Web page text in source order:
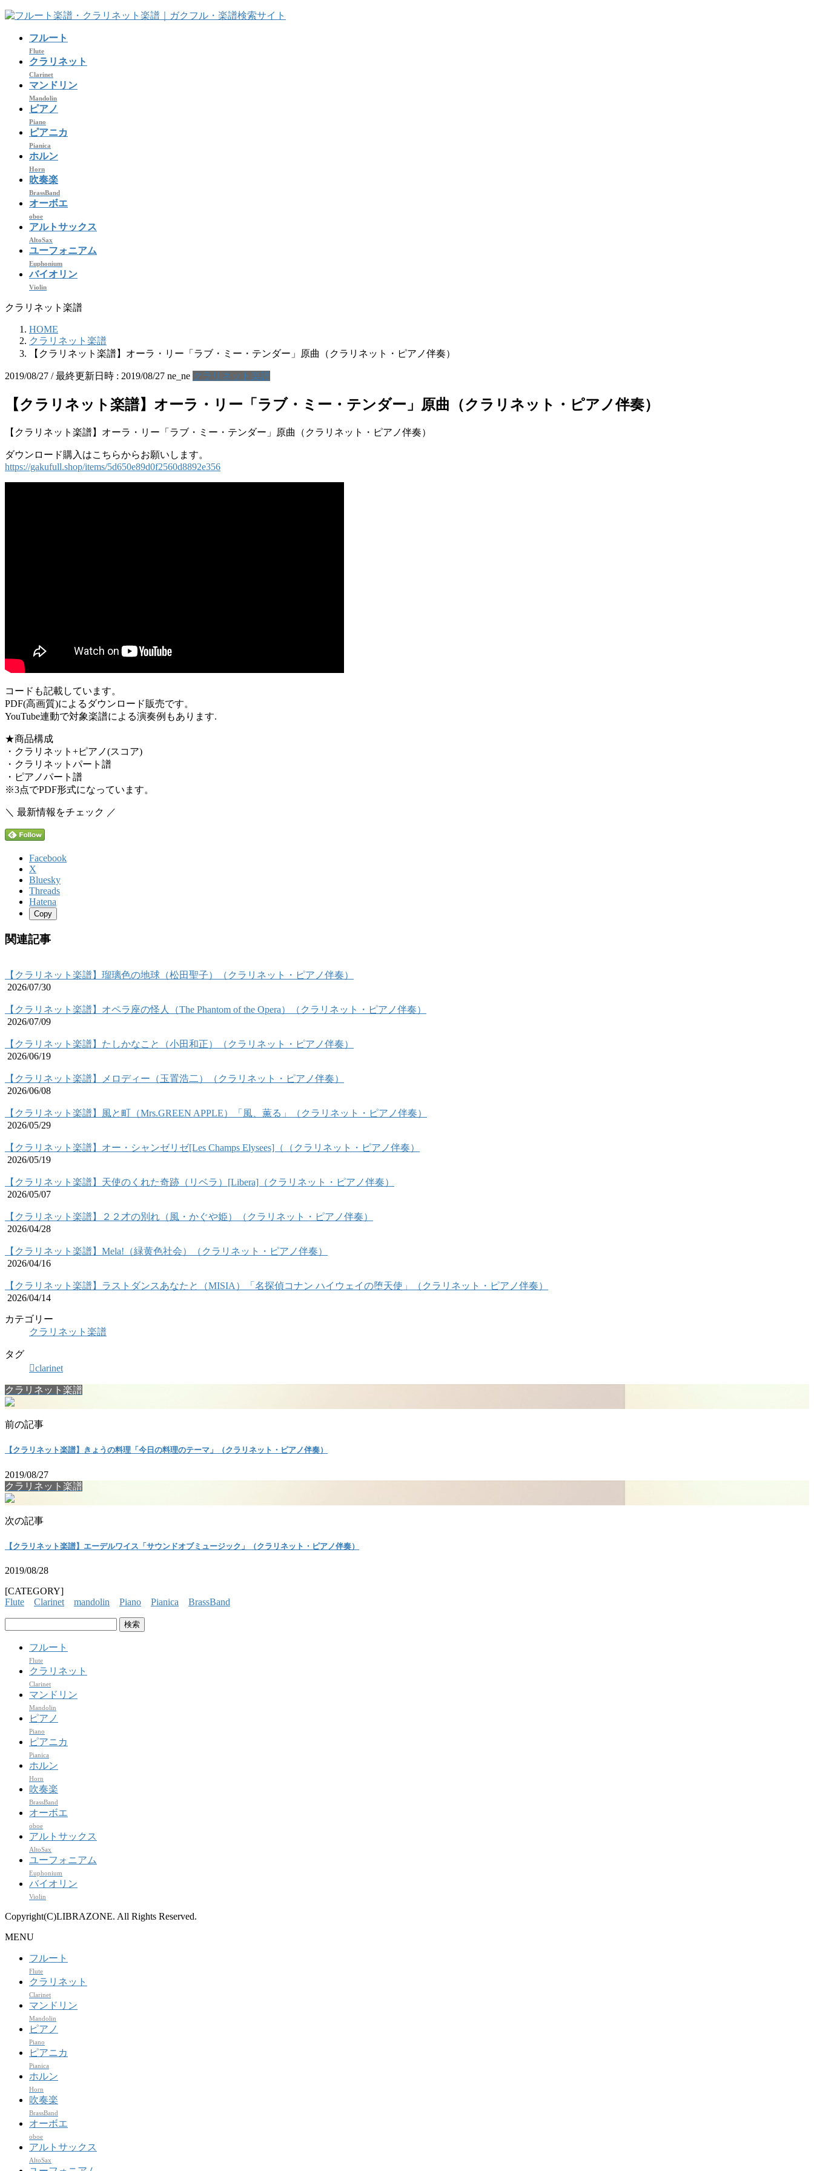
コ
ナ
フルート
Flute
クラリネット
Clarinet
マンドリン
Mandolin
ピアノ
Piano
ピアニカ
Pianica
ホルン
Horn
吹奏楽
BrassBand
オーボエ
oboe
アルトサックス
AltoSax
ユーフォニアム
Euphonium
バイオリン
Violin
クラリネット楽譜
HOME
クラリネット楽譜
【クラリネット楽譜】オーラ・リー「ラブ・ミー・テンダー」原曲（クラリネット・ピアノ伴奏）
2019/08/27 / 最終更新日時 : 2019/08/27 ne_ne クラリネット楽譜
【クラリネット楽譜】オーラ・リー「ラブ・ミー・テンダー」原曲（クラリネット・ピアノ伴奏）
【クラリネット楽譜】オーラ・リー「ラブ・ミー・テンダー」原曲（クラリネット・ピアノ伴奏）
ダウンロード購入はこちらからお願いします。
https://gakufull.shop/items/5d650e89d0f2560d8892e356
コードも記載しています。
PDF(高画質)によるダウンロード販売です。
YouTube連動で対象楽譜による演奏例もあります.
★商品構成
・クラリネット+ピアノ(スコア)
・クラリネットパート譜
・ピアノパート譜
※3点でPDF形式になっています。
＼ 最新情報をチェック ／
Facebook
X
Bluesky
Threads
Hatena
Copy
関連記事
【クラリネット楽譜】瑠璃色の地球（松田聖子）（クラリネット・ピアノ伴奏）
2026/07/30
【クラリネット楽譜】オペラ座の怪人（The Phantom of the Opera）（クラリネット・ピアノ伴奏）
2026/07/09
【クラリネット楽譜】たしかなこと（小田和正）（クラリネット・ピアノ伴奏）
2026/06/19
【クラリネット楽譜】メロディー（玉置浩二）（クラリネット・ピアノ伴奏）
2026/06/08
【クラリネット楽譜】風と町（Mrs.GREEN APPLE）「風、薫る」（クラリネット・ピアノ伴奏）
2026/05/29
【クラリネット楽譜】オー・シャンゼリゼ[Les Champs Elysees]（（クラリネット・ピアノ伴奏）
2026/05/19
【クラリネット楽譜】天使のくれた奇跡（リベラ）[Libera]（クラリネット・ピアノ伴奏）
2026/05/07
【クラリネット楽譜】２２才の別れ（風・かぐや姫）（クラリネット・ピアノ伴奏）
2026/04/28
【クラリネット楽譜】Mela!（緑黄色社会）（クラリネット・ピアノ伴奏）
2026/04/16
【クラリネット楽譜】ラストダンスあなたと（MISIA）「名探偵コナン ハイウェイの堕天使」（クラリネット・ピアノ伴奏）
2026/04/14
カテゴリー
クラリネット楽譜
タグ
clarinet
クラリネット楽譜
前の記事
【クラリネット楽譜】きょうの料理「今日の料理のテーマ」（クラリネット・ピアノ伴奏）
2019/08/27
クラリネット楽譜
次の記事
【クラリネット楽譜】エーデルワイス「サウンドオブミュージック」（クラリネット・ピアノ伴奏）
2019/08/28
[CATEGORY]
Flute
Clarinet mandolin Piano Pianica
BrassBand
フルート
Flute
クラリネット
Clarinet
マンドリン
Mandolin
ピアノ
Piano
ピアニカ
Pianica
ホルン
Horn
吹奏楽
BrassBand
オーボエ
oboe
アルトサックス
AltoSax
ユーフォニアム
Euphonium
バイオリン
Violin
Copyright(C)LIBRAZONE. All Rights Reserved.
MENU
フルート
Flute
クラリネット
Clarinet
マンドリン
Mandolin
ピアノ
Piano
ピアニカ
Pianica
ホルン
Horn
吹奏楽
BrassBand
オーボエ
oboe
アルトサックス
AltoSax